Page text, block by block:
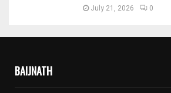
July 21, 2026 0
BAIJNATH